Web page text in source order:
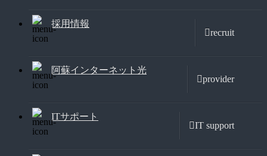
採用情報
recruit
阿蘇インターネット光
provider
ITサポート
IT support